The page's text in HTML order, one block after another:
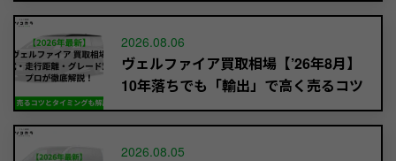
2026.08.06
ヴェルファイア買取相場【’26年8月】
10年落ちでも「輸出」で高く売るコツ
2026.08.05